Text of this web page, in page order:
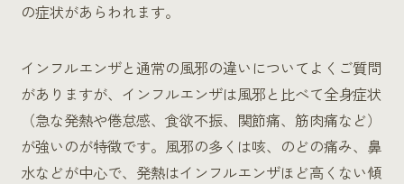
の症状があらわれます。
インフルエンザと通常の風邪の違いについてよくご質問
がありますが、インフルエンザは風邪と比べて全身症状
（急な発熱や倦怠感、食欲不振、関節痛、筋肉痛など）
が強いのが特徴です。風邪の多くは咳、のどの痛み、鼻
水などが中心で、発熱はインフルエンザほど高くない傾